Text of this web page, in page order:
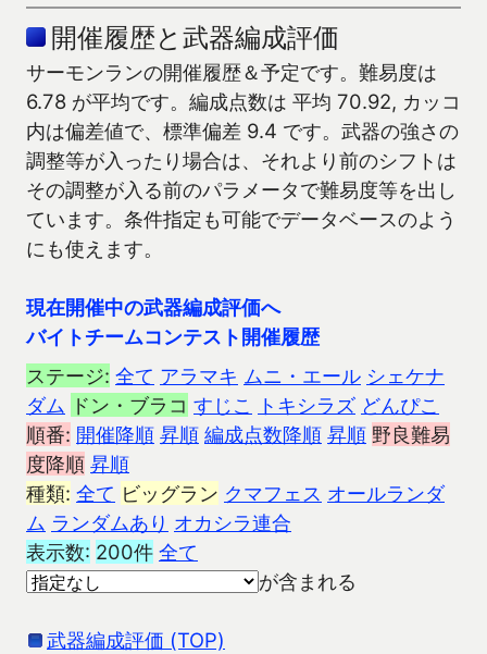
開催履歴と武器編成評価
サーモンランの開催履歴＆予定です。難易度は
6.78 が平均です。編成点数は 平均 70.92, カッコ
内は偏差値で、標準偏差 9.4 です。武器の強さの
調整等が入ったり場合は、それより前のシフトは
その調整が入る前のパラメータで難易度等を出し
ています。条件指定も可能でデータベースのよう
にも使えます。
現在開催中の武器編成評価へ
バイトチームコンテスト開催履歴
ステージ: 全て アラマキ ムニ・エール シェケナ
ダム ドン・ブラコ すじこ トキシラズ どんぴこ
順番: 開催降順 昇順 編成点数降順 昇順 野良難易
度降順 昇順
種類: 全て ビッグラン クマフェス オールランダ
ム ランダムあり オカシラ連合
表示数: 200件 全て
が含まれる
武器編成評価 (TOP)